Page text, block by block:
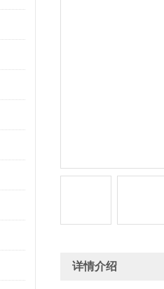
详情介绍